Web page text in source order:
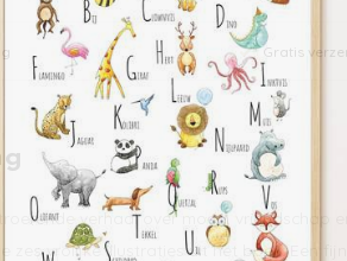
Gratis
verhaal over moed, vriendschap
zes vrolijke illustraties uit het boek. Een